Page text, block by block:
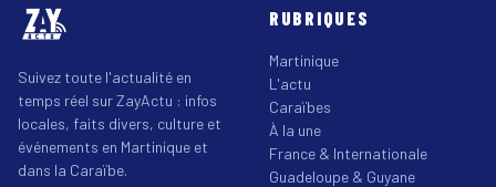
Suivez toute l'actualité en
temps réel sur ZayActu : infos
locales, faits divers, culture et
événements en Martinique et
dans la Caraïbe.
RUBRIQUES
Martinique
L'actu
Caraïbes
À la une
France & Internationale
Guadeloupe & Guyane